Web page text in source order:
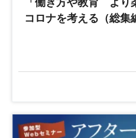
「働き方や教育 よ
コロナを考える（総